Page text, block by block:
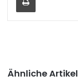
Ähnliche Artikel